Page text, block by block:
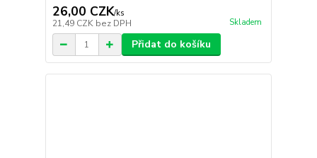
26,00 CZK/ks
21,49 CZK bez DPH Skladem
Přidat do košíku